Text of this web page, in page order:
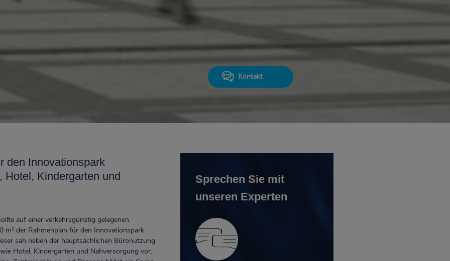
Kontakt
den Innovationspark
Hotel, Kindergarten und
auf einer verkehrsgünstig gelegenen
m² der Rahmenplan für den Innovationspark
sah neben der hauptsächlichen Büronutzung
Hotel, Kindergarten und Nahversorgung vor.
Sprechen Sie mit
unseren Experten